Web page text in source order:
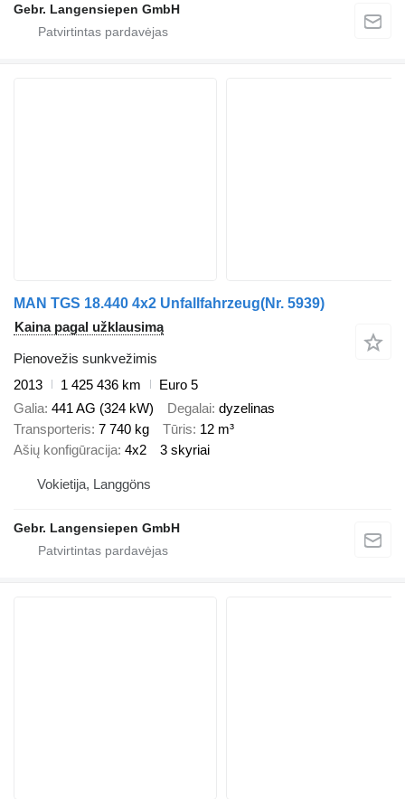
Gebr. Langensiepen GmbH
MAN TGS 18.440 4x2 Unfallfahrzeug(Nr. 5939)
Kaina pagal užklausimą
Pienovežis sunkvežimis
2013
1 425 436 km
Euro 5
Galia 441 AG (324 kW) Degalai dyzelinas
Transporteris 7 740 kg Tūris 12 m³
Ašių konfigūracija 4x2 3 skyriai
Vokietija, Langgöns
Gebr. Langensiepen GmbH